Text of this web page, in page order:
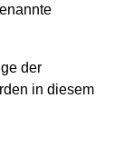
der
in diesem